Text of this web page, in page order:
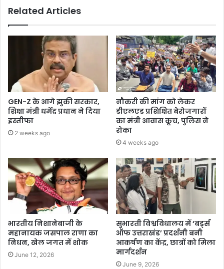
Related Articles
GEN-Z के आगे झुकी सरकार,
शिक्षा मंत्री धर्मेंद्र प्रधान ने दिया
इस्तीफा
2 weeks ago
नौकरी की मांग को लेकर
डीएलएड प्रशिक्षित बेरोजगारों
का मंत्री आवास कूच, पुलिस ने
रोका
4 weeks ago
भारतीय निशानेबाजी के
महानायक जसपाल राणा का
निधन, खेल जगत में शोक
June 12, 2026
सुभारती विश्वविधालय में ‘बर्ड्स
ऑफ उत्तराखंड’ प्रदर्शनी बनी
आकर्षण का केंद्र, छात्रों को मिला
मार्गदर्शन
June 9, 2026